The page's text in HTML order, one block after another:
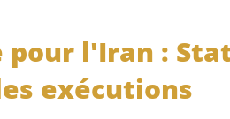
pour l'Iran :
exécutions